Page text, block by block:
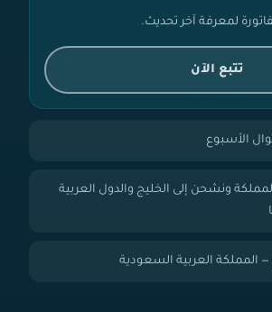
لمعرفة آخر تحديث.
تتبع الآن
الأسبوع
ونشحن إلى الخليج والدول العربية
— المملكة العربية السعودية